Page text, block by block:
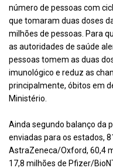
número de pessoas com
que tomaram duas doses
milhões de pessoas. Para
as autoridades de saúde
pessoas tomem as duas
imunológico e reduz as
principalmente, óbitos em
Ministério.
Ainda segundo balanço da
enviadas para os estados,
AstraZeneca/Oxford, 60,4
17,8 milhões de Pfizer/